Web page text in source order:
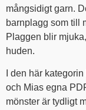
mångsidigt garn.
barnplagg som till
Plaggen blir
huden.
I den här
och Mias egna
mönster är tydligt